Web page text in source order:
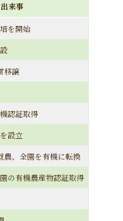
出来事
を開始
移譲
認証取得
設立
農、全園を有機に転換
の有機農産物認証取得